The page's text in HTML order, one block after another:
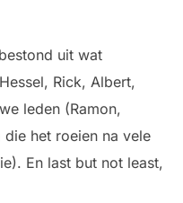
uit wat
Rick, Albert,
leden (Ramon,
het roeien na vele
En last but not least,